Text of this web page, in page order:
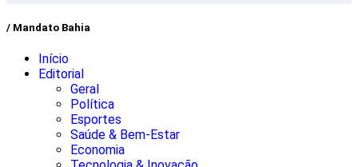
/ Mandato Bahia
Início
Editorial
Geral
Política
Esportes
Saúde & Bem-Estar
Economia